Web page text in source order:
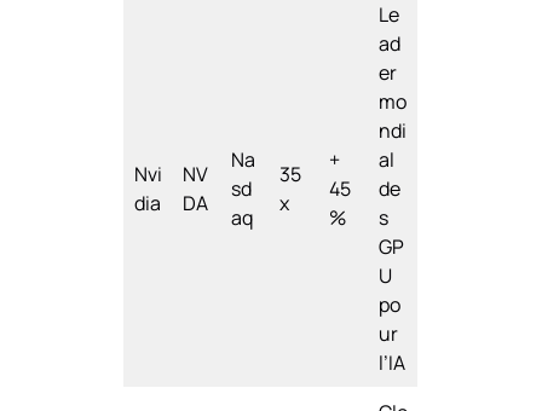
Nvi
dia
NV
DA
Na
sd
aq
35
x
+
45
%
Le
ad
er
mo
ndi
al
de
s
GP
U
po
ur
l’IA